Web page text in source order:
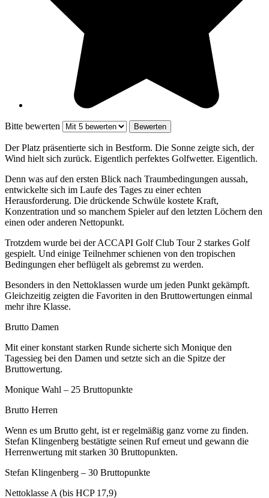
Bitte bewerten
Der Platz präsentierte sich in Bestform. Die Sonne zeigte sich, der
Wind hielt sich zurück. Eigentlich perfektes Golfwetter. Eigentlich.
Denn was auf den ersten Blick nach Traumbedingungen aussah,
entwickelte sich im Laufe des Tages zu einer echten
Herausforderung. Die drückende Schwüle kostete Kraft,
Konzentration und so manchem Spieler auf den letzten Löchern den
einen oder anderen Nettopunkt.
Trotzdem wurde bei der ACCAPI Golf Club Tour 2 starkes Golf
gespielt. Und einige Teilnehmer schienen von den tropischen
Bedingungen eher beflügelt als gebremst zu werden.
Besonders in den Nettoklassen wurde um jeden Punkt gekämpft.
Gleichzeitig zeigten die Favoriten in den Bruttowertungen einmal
mehr ihre Klasse.
Brutto Damen
Mit einer konstant starken Runde sicherte sich Monique den
Tagessieg bei den Damen und setzte sich an die Spitze der
Bruttowertung.
Monique Wahl – 25 Bruttopunkte
Brutto Herren
Wenn es um Brutto geht, ist er regelmäßig ganz vorne zu finden.
Stefan Klingenberg bestätigte seinen Ruf erneut und gewann die
Herrenwertung mit starken 30 Bruttopunkten.
Stefan Klingenberg – 30 Bruttopunkte
Nettoklasse A (bis HCP 17,9)